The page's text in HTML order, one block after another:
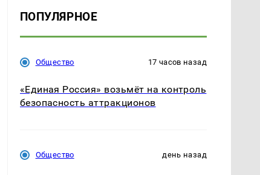
ПОПУЛЯРНОЕ
Общество 17 часов назад
«Единая Россия» возьмёт на контроль
безопасность аттракционов
Общество день назад